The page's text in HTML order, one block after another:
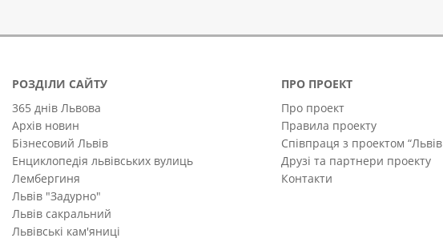
РОЗДІЛИ САЙТУ
365 днів Львова
Архів новин
Бізнесовий Львів
Енциклопедія львівських вулиць
Лембергиня
Львів "Задурно"
Львів сакральний
Львівські кам'яниці
ПРО ПРОЕКТ
Про проект
Правила проекту
Співпраця з проектом
Друзі та партнери проекту
Контакти